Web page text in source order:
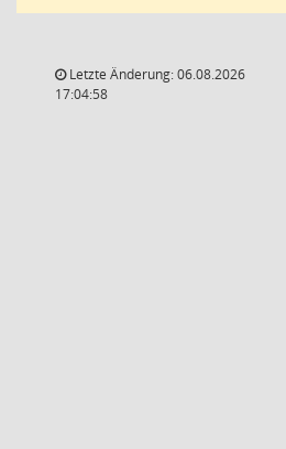
Letzte Änderung: 06.08.2026
17:04:58